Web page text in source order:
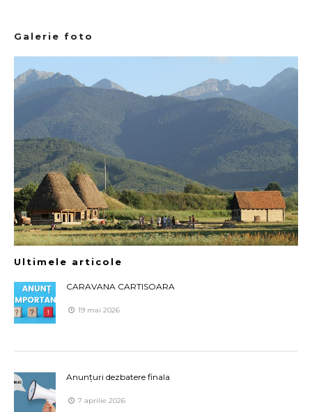
Galerie foto
Ultimele articole
CARAVANA CARTISOARA
19 mai 2026
Anunțuri dezbatere finala
7 aprilie 2026